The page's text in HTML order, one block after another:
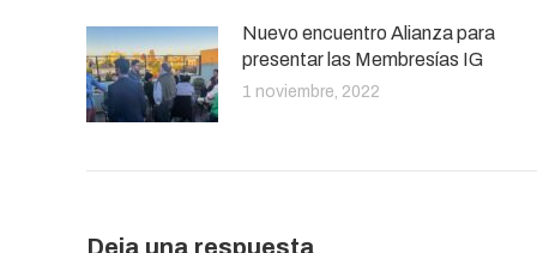
Nuevo encuentro Alianza para
presentar las Membresías IG
1 noviembre, 2022
Deja una respuesta